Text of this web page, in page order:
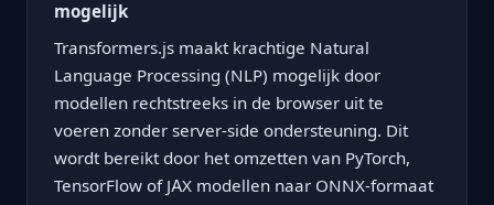
mogelijk
Transformers.js maakt krachtige Natural
Language Processing (NLP) mogelijk door
modellen rechtstreeks in de browser uit te
voeren zonder server-side ondersteuning. Dit
wordt bereikt door het omzetten van PyTorch,
TensorFlow of JAX modellen naar ONNX-formaat